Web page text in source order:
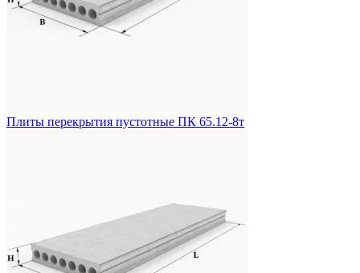
Плиты перекрытия пустотные ПК 65.12-8т